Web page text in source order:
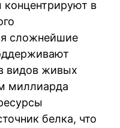
концентрируют в
сложнейшие
видов живых
миллиарда
белка, что